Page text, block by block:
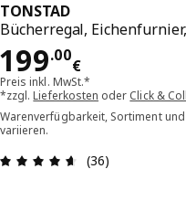
TONSTAD
Bücherregal, Eichenfurnier,
199.00
€
Preis 199.00€
Preis inkl. MwSt.*
*zzgl.Lieferkosten oder Click &
Warenverfügbarkeit, Sortiment
variieren.
Bewertung:
(36)